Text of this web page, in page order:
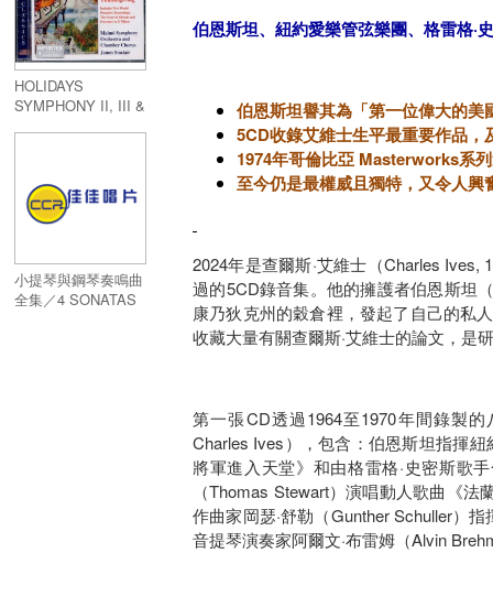
HOLIDAYS
SYMPHONY II, III &
小提琴與鋼琴奏鳴曲
全集／4 SONATAS
伯恩斯坦、紐約愛樂管弦樂團、格雷格·
伯恩斯坦譽其為「第一位偉大的美
5CD收錄艾維士生平最重要作品，
1974年哥倫比亞 Masterworks系
至今仍是最權威且獨特，又令人興
2024年是查爾斯·艾維士（Charles
過的5CD錄音集。他的擁護者伯恩斯坦
康乃狄克州的穀倉裡，發起了自己的私
收藏大量有關查爾斯·艾維士的論文，是
第一張CD透過1964至1970年間錄製
Charles Ives），包含：伯恩斯坦指揮
將軍進入天堂》和由格雷格·史密斯歌
（Thomas Stewart）演唱動人歌曲《
作曲家岡瑟·舒勒（Gunther Schuller）
音提琴演奏家阿爾文·布雷姆（Alvin